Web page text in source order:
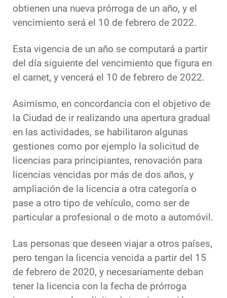
obtienen una nueva prórroga de un año, y el
vencimiento será el 10 de febrero de 2022.
Esta vigencia de un año se computará a partir
del día siguiente del vencimiento que figura en
el carnet, y vencerá el 10 de febrero de 2022.
Asimismo, en concordancia con el objetivo de
la Ciudad de ir realizando una apertura gradual
en las actividades, se habilitaron algunas
gestiones como por ejemplo la solicitud de
licencias para principiantes, renovación para
licencias vencidas por más de dos años, y
ampliación de la licencia a otra categoría o
pase a otro tipo de vehículo, como ser de
particular a profesional o de moto a automóvil.
Las personas que deseen viajar a otros países,
pero tengan la licencia vencida a partir del 15
de febrero de 2020, y necesariamente deban
tener la licencia con la fecha de prórroga